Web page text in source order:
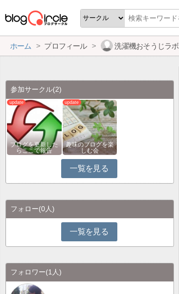
ホーム プロフィール 洗濯機おそうじラボ
参加サークル(2)
ブログを更新した
らここで報告
趣味のブログを楽
しむ会
一覧を見る
フォロー(0人)
一覧を見る
フォロワー(1人)